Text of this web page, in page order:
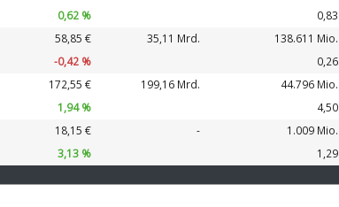
0,62 % 0,83
58,85 € 35,11 Mrd. 138.611 Mio.
-0,42 % 0,26
172,55 € 199,16 Mrd. 44.796 Mio.
1,94 % 4,50
18,15 € - 1.009 Mio.
3,13 % 1,29